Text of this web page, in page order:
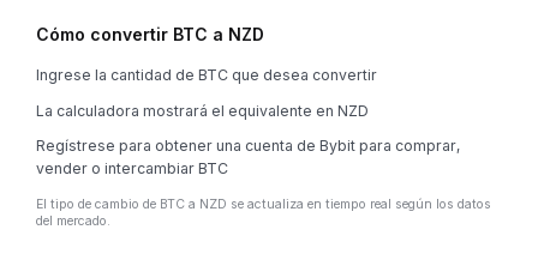
Cómo convertir BTC a NZD
Ingrese la cantidad de BTC que desea convertir
La calculadora mostrará el equivalente en NZD
Regístrese para obtener una cuenta de Bybit para comprar,
vender o intercambiar BTC
El tipo de cambio de BTC a NZD se actualiza en tiempo real según los datos
del mercado.